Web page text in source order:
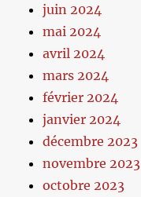
juin 2024
mai 2024
avril 2024
mars 2024
février 2024
janvier 2024
décembre 2023
novembre 2023
octobre 2023